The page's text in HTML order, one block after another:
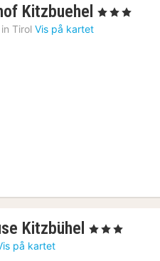
Kitzbuehel 1
, 3 Stjerner
Tirol Vis på kartet
Kitzbühel 1
, 3 Stjerner
på kartet